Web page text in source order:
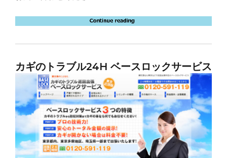
カギのトラブル24H ベースロックサービス